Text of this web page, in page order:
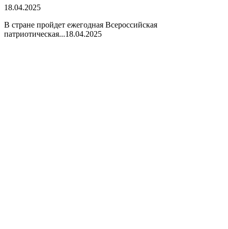
18.04.2025
В стране пройдет ежегодная Всероссийская
патриотическая...18.04.2025